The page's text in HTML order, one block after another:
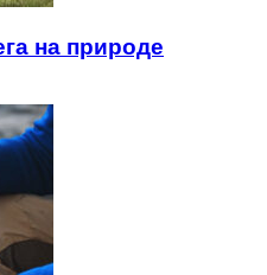
на природе